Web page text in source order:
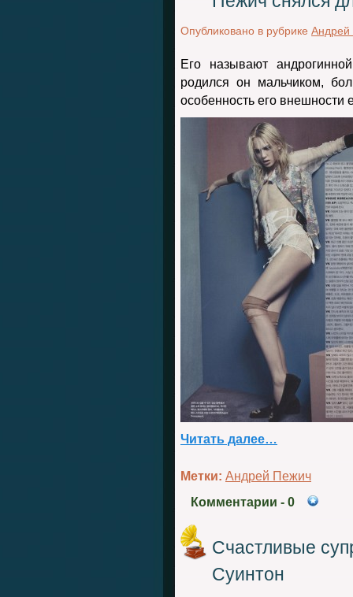
Опубликовано в рубрике Андрей
Его называют
родился он мальчиком,
особенность его внешности
Читать далее…
Метки: Андрей Пежич
Комментарии - 0
Счастливые
Суинтон